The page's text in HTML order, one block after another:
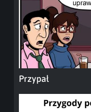
Przypał